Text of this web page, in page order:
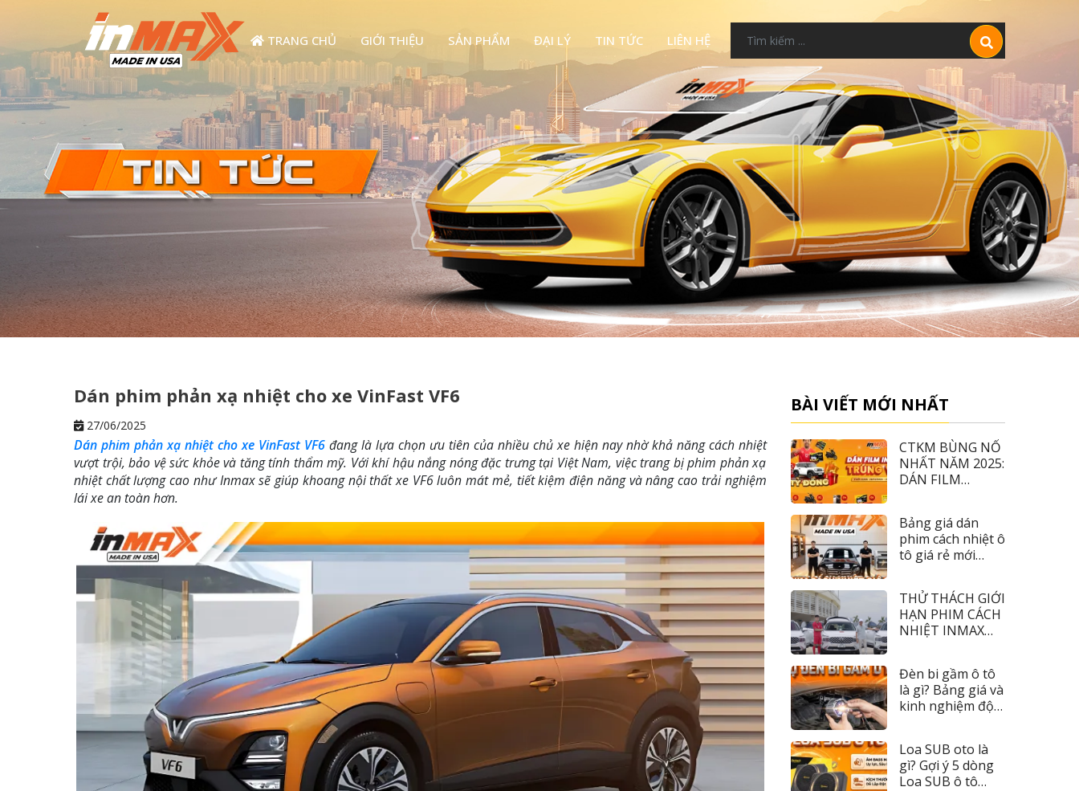
TRANG CHỦ GIỚI THIỆU SẢN PHẨM ĐẠI LÝ TIN TỨC LIÊN HỆ
Dán phim phản xạ nhiệt cho xe VinFast VF6
27/06/2025
Dán phim phản xạ nhiệt cho xe VinFast VF6đang là lựa chọn ưu tiên của nhiều chủ xe hiện nay nhờ khả năng cách nhiệt
vượt trội, bảo vệ sức khỏe và tăng tính thẩm mỹ. Với khí hậu nắng nóng đặc trưng tại Việt Nam, việc trang bị phim phản xạ
nhiệt chất lượng cao như Inmax sẽ giúp khoang nội thất xe VF6 luôn mát mẻ, tiết kiệm điện năng và nâng cao trải nghiệm
lái xe an toàn hơn.
BÀI VIẾT MỚI NHẤT
CTKM BÙNG NỔ
NHẤT NĂM 2025:
DÁN FILM
Bảng giá dán
phim cách nhiệt ô
tô giá rẻ mới
THỬ THÁCH GIỚI
HẠN PHIM CÁCH
NHIỆT INMAX
DŨNG
Đèn bi gầm ô tô
là gì? Bảng giá và
kinh nghiệm độ
Loa SUB oto là
gì? Gợi ý 5 dòng
Loa SUB ô tô